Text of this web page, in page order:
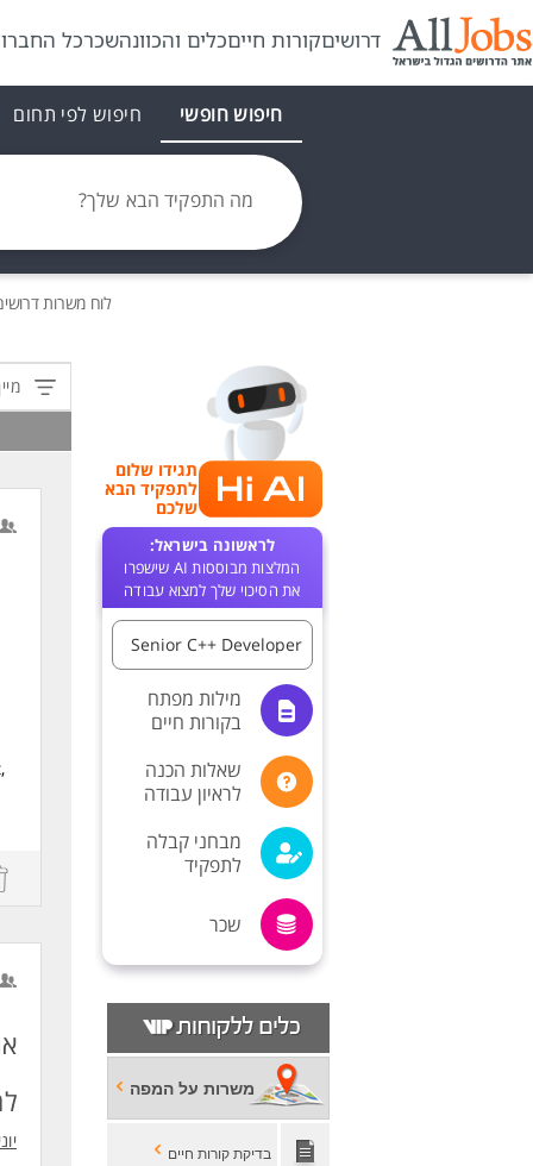
דרושיםקורות חייםכלים והכוונהשכרכל
חיפוש חופשי חיפוש לפי תחום
מה התפקיד הבא שלך?
לוח משרות
תגידו שלום
לתפקיד הבא
שלכם
לראשונה בישראל:
המלצות מבוססות AI שישפרו
את הסיכוי שלך למצוא עבודה
Senior C++ Developer
מילות מפתח
בקורות חיים
שאלות הכנה
לראיון עבודה
מבחני קבלה
לתפקיד
שכר
משרות על המפה
בדיקת קורות חיים